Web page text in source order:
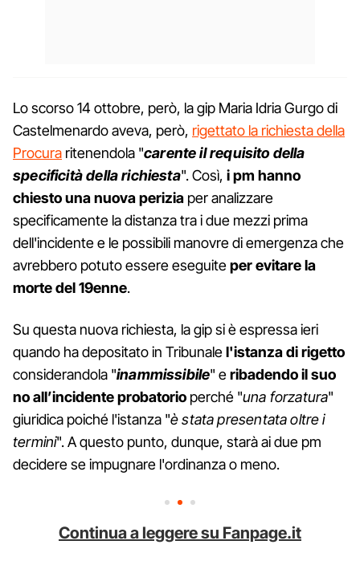
Lo scorso 14 ottobre, però, la gip Maria Idria Gurgo di
Castelmenardo aveva, però, rigettato la richiesta della
Procura ritenendola "carente il requisito della
specificità della richiesta". Così, i pm hanno
chiesto una nuova perizia per analizzare
specificamente la distanza tra i due mezzi prima
dell'incidente e le possibili manovre di emergenza che
avrebbero potuto essere eseguiteper evitare la
morte del 19enne.
Su questa nuova richiesta, la gip si è espressa ieri
quando ha depositato in Tribunalel'istanza di rigetto
considerandola "inammissibile" eribadendo il suo
no all’incidente probatorio perché "una forzatura"
giuridica poiché l'istanza "è stata presentata oltre i
termini". A questo punto, dunque, starà ai due pm
decidere se impugnare l'ordinanza o meno.
Continua a leggere su Fanpage.it